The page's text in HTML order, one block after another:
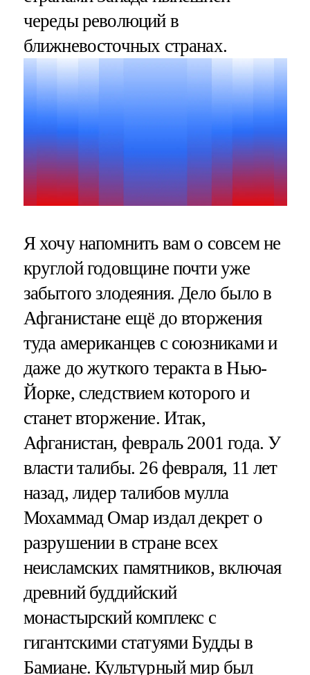
череды революций в
ближневосточных странах.
Я хочу напомнить вам о совсем не
круглой годовщине почти уже
забытого злодеяния. Дело было в
Афганистане ещё до вторжения
туда американцев с союзниками и
даже до жуткого теракта в Нью-
Йорке, следствием которого и
станет вторжение. Итак,
Афганистан, февраль 2001 года. У
власти талибы. 26 февраля, 11 лет
назад, лидер талибов мулла
Мохаммад Омар издал декрет о
разрушении в стране всех
неисламских памятников, включая
древний буддийский
монастырский комплекс с
гигантскими статуями Будды в
Бамиане. Культурный мир был